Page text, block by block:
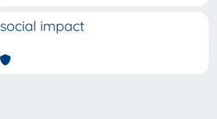
social impact